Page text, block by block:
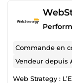
Commande en
Vendeur depuis
Web Strategy :